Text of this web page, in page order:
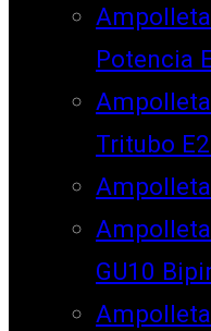
Potencia
Tritubo
Ampolleta
GU10
Ampolleta